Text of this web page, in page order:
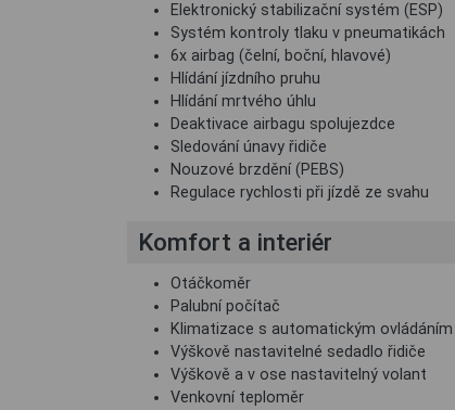
Elektronický stabilizační systém (ESP)
Systém kontroly tlaku v pneumatikách
6x airbag (čelní, boční, hlavové)
Hlídání jízdního pruhu
Hlídání mrtvého úhlu
Deaktivace airbagu spolujezdce
Sledování únavy řidiče
Nouzové brzdění (PEBS)
Regulace rychlosti při jízdě ze svahu
Komfort a interiér
Otáčkoměr
Palubní počítač
Klimatizace s automatickým ovládáním
Výškově nastavitelné sedadlo řidiče
Výškově a v ose nastavitelný volant
Venkovní teploměr